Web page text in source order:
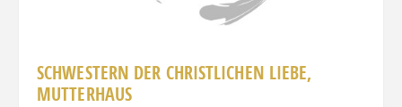
SCHWESTERN DER CHRISTLICHEN LIEBE,
MUTTERHAUS